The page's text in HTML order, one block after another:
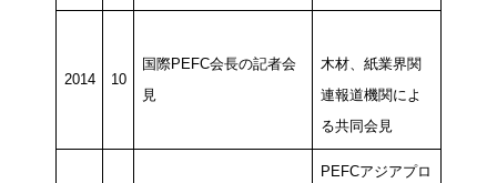
2014 10
国際PEFC会長の記者会
見
木材、紙業界関
連報道機関によ
る共同会見
PEFCアジアプロ